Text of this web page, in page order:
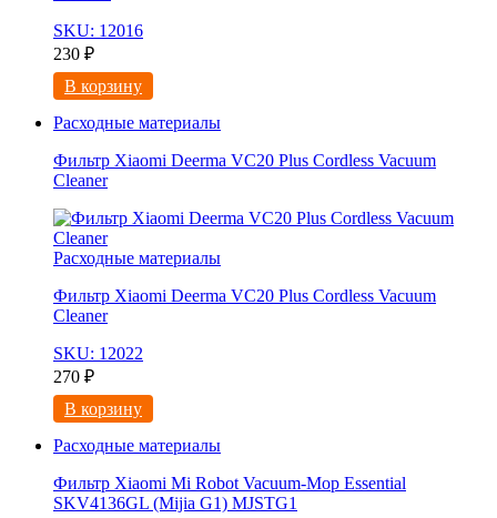
SKU: 12016
230 ₽
В корзину
Расходные материалы
Фильтр Xiaomi Deerma VC20 Plus Cordless Vacuum
Cleaner
Расходные материалы
Фильтр Xiaomi Deerma VC20 Plus Cordless Vacuum
Cleaner
SKU: 12022
270 ₽
В корзину
Расходные материалы
Фильтр Xiaomi Mi Robot Vacuum-Mop Essential
SKV4136GL (Mijia G1) MJSTG1